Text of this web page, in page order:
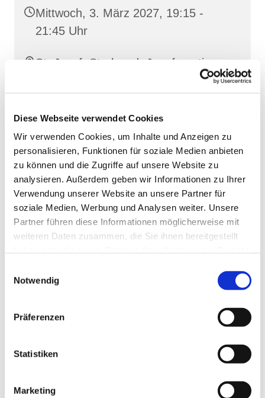
Diese Webseite verwendet Cookies
Wir verwenden Cookies, um Inhalte und Anzeigen zu
personalisieren, Funktionen für soziale Medien anbieten
zu können und die Zugriffe auf unsere Website zu
analysieren. Außerdem geben wir Informationen zu Ihrer
Verwendung unserer Website an unsere Partner für
soziale Medien, Werbung und Analysen weiter. Unsere
Partner führen diese Informationen möglicherweise mit
weiteren Daten zusammen, die Sie ihnen bereitgestellt
Notwendig
Präferenzen
Statistiken
Marketing
Mittwoch, 3. März 2027, 19:15 -
21:45 Uhr
St. Josef, Stralsund, Jungfernstieg